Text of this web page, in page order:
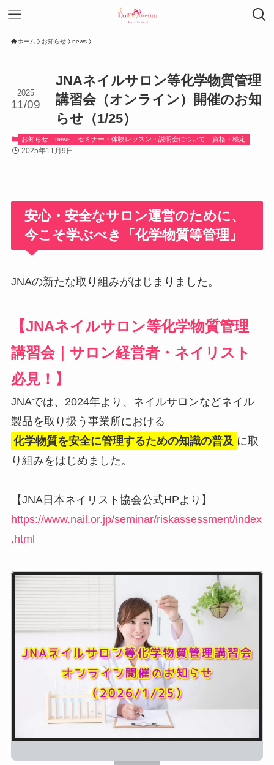
ホーム お知らせ news
JNAネイルサロン等化学物質管理
講習会（オンライン）開催のお知
らせ（1/25）
2025
11/09
お知らせ news セミナー・体験レッスン・説明会について 資格・検定
2025年11月9日
安心・安全なサロン運営のために、
今こそ学ぶべき「化学物質等管理」
JNAの新たな取り組みがはじまりました。
【JNAネイルサロン等化学物質管理
講習会｜サロン経営者・ネイリスト
必見！】
JNAでは、2024年より、ネイルサロンなどネイル
製品を取り扱う事業所における
化学物質を安全に管理するための知識の普及 に取
り組みをはじめました。
【JNA日本ネイリスト協会公式HPより】
https://www.nail.or.jp/seminar/riskassessment/index
.html